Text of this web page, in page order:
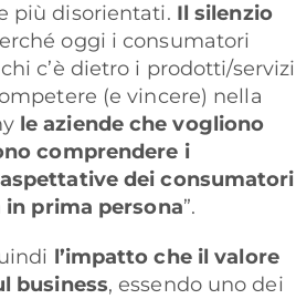
più disorientati. Il silenzio
oggi i consumatori
c’è dietro i prodotti/servizi
(e vincere) nella
le aziende che vogliono
comprendere i
dei consumatori
prima persona”.
l’impatto che il valore
business, essendo uno dei